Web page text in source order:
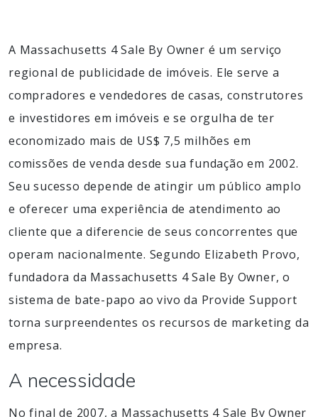
A Massachusetts 4 Sale By Owner é um serviço
regional de publicidade de imóveis. Ele serve a
compradores e vendedores de casas, construtores
e investidores em imóveis e se orgulha de ter
economizado mais de US$ 7,5 milhões em
comissões de venda desde sua fundação em 2002.
Seu sucesso depende de atingir um público amplo
e oferecer uma experiência de atendimento ao
cliente que a diferencie de seus concorrentes que
operam nacionalmente. Segundo Elizabeth Provo,
fundadora da Massachusetts 4 Sale By Owner, o
sistema de bate-papo ao vivo da Provide Support
torna surpreendentes os recursos de marketing da
empresa.
A necessidade
No final de 2007, a Massachusetts 4 Sale By Owner